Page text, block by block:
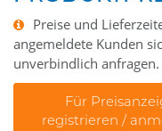
Preise und
angemeldete Kunden
unverbindlich anfragen.
Für
registrieren /